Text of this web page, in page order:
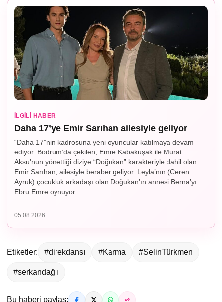
İLGILI HABER
Daha 17’ye Emir Sarıhan ailesiyle geliyor
“Daha 17”nin kadrosuna yeni oyuncular katılmaya devam
ediyor. Bodrum’da çekilen, Emre Kabakuşak ile Murat
Aksu'nun yönettiği diziye “Doğukan” karakteriyle dahil olan
Emir Sarıhan, ailesiyle beraber geliyor. Leyla’nın (Ceren
Ayruk) çocukluk arkadaşı olan Doğukan’ın annesi Berna’yı
Ebru Emre oynuyor.
05.08.2026
Etiketler: #direkdansı #Karma #SelinTürkmen
#serkandağlı
Bu haberi paylaş: